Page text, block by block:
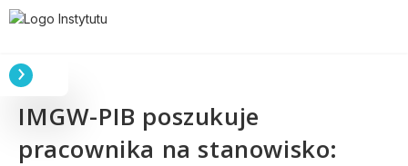
IMGW-PIB poszukuje
pracownika na stanowisko: